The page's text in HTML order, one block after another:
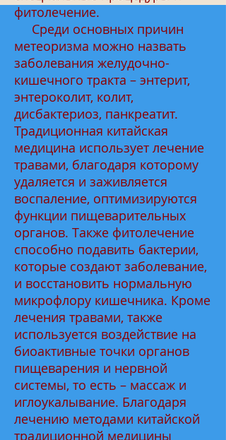
фитолечение.
Среди основных причин
метеоризма можно назвать
заболевания желудочно-
кишечного тракта – энтерит,
энтероколит, колит,
дисбактериоз, панкреатит.
Традиционная китайская
медицина использует лечение
травами, благодаря которому
удаляется и заживляется
воспаление, оптимизируются
функции пищеварительных
органов. Также фитолечение
способно подавить бактерии,
которые создают заболевание,
и восстановить нормальную
микрофлору кишечника. Кроме
лечения травами, также
используется воздействие на
биоактивные точки органов
пищеварения и нервной
системы, то есть – массаж и
иглоукалывание. Благодаря
лечению методами китайской
традиционной медицины